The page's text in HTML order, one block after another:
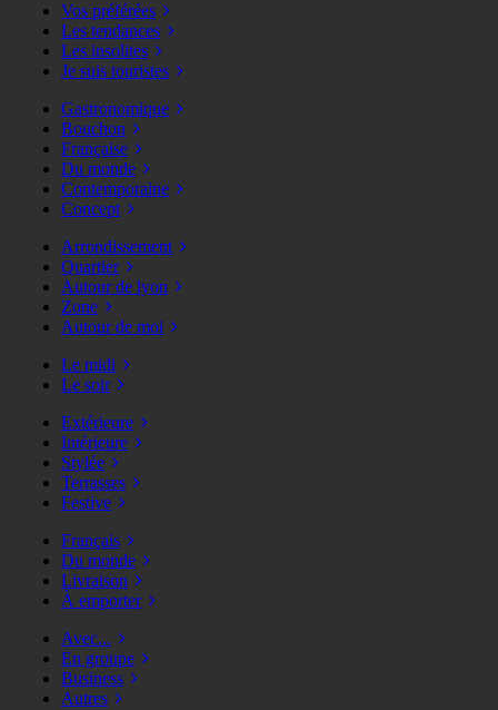
Vos préférées
Les tendances
Les insolites
Je suis touristes
Gastronomique
Bouchon
Française
Du monde
Contemporaine
Concept
Arrondissement
Quartier
Autour de lyon
Zone
Autour de moi
Le midi
Le soir
Extérieure
Intérieure
Stylée
Terrasses
Festive
Français
Du monde
Livraison
À emporter
Avec...
En groupe
Business
Autres